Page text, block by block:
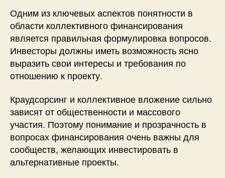
Одним из ключевых аспектов понятности в
области коллективного финансирования
является правильная формулировка вопросов.
Инвесторы должны иметь возможность ясно
выразить свои интересы и требования по
отношению к проекту.
Краудсорсинг и коллективное вложение сильно
зависят от общественности и массового
участия. Поэтому понимание и прозрачность в
вопросах финансирования очень важны для
сообществ, желающих инвестировать в
альтернативные проекты.